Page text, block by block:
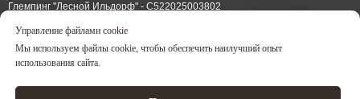
Политика конфиденциальности ООО «УК «Ильдорф»
Согласие на обработку персональных данных
Глемпинг "Лесной Ильдорф" - С522025003802
Управление файлами cookie
Мы используем файлы cookie, чтобы обеспечить наилучший опыт
использования сайта.